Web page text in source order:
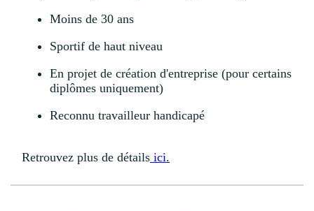
Moins de 30 ans
Sportif de haut niveau
En projet de création d'entreprise (pour certains
diplômes uniquement)
Reconnu travailleur handicapé
Retrouvez plus de détails ici.